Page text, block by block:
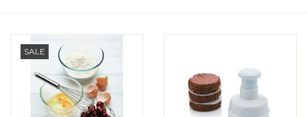
Aanbiedingen ✅
Cadeau idee
SALE